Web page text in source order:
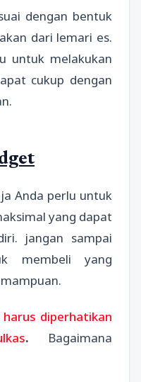
dengan bentuk
dari lemari es.
untuk melakukan
cukup dengan
Anda perlu untuk
yang dapat
jangan sampai
membeli yang
diperhatikan
. Bagaimana